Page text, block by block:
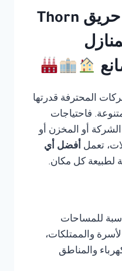
صيانة نظام انذار حريق Thorn
المحترفة قدرتها
فاحتياجات
أو المخزن أو
تعمل أفضل أي
لطبيعة كل مكان.
للمساحات
والممتلكات،
والمناطق